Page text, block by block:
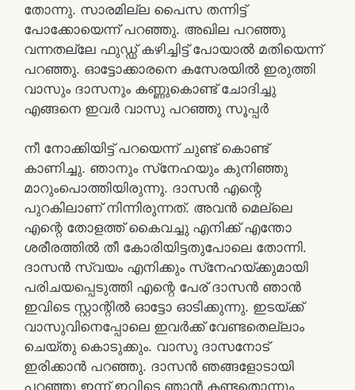
തോന്നു. സാരമില്ല പൈസ തന്നിട്ട്
പോക്കോയെന്ന് പറഞ്ഞു. അഖില പറഞ്ഞു
വന്നതല്ലേ ഫുഡ്ഡ് കഴിച്ചിട്ട് പോയാല്‍ മതിയെന്ന്
പറഞ്ഞു. ഓട്ടോക്കാരനെ കസേരയില്‍ ഇരുത്തി
വാസും ദാസനും കണ്ണുകൊണ്ട് ചോദിച്ചു
എങ്ങനെ ഇവര്‍ വാസു പറഞ്ഞു സൂപ്പര്‍
നീ നോക്കിയിട്ട് പറയെന്ന് ചുണ്ട് കൊണ്ട്
കാണിച്ചു. ഞാനും സ്‌നേഹയും കുനിഞ്ഞു
മാറുംപൊത്തിയിരുന്നു. ദാസന്‍ എന്റെ
പുറകിലാണ് നിന്നിരുന്നത്. അവന്‍ മെല്ലെ
എന്റെ തോളത്ത് കൈവച്ചു എനിക്ക് എന്തോ
ശരീരത്തില്‍ തീ കോരിയിട്ടതുപോലെ തോന്നി.
ദാസന്‍ സ്വയം എനിക്കും സ്‌നേഹയ്ക്കുമായി
പരിചയപ്പെടുത്തി എന്റെ പേര് ദാസന്‍ ഞാന്‍
ഇവിടെ സ്റ്റാന്റില്‍ ഓട്ടോ ഓടിക്കുന്നു. ഇടയ്ക്ക്
വാസുവിനെപ്പോലെ ഇവര്‍ക്ക് വേണ്ടതെല്ലാം
ചെയ്തു കൊടുക്കും. വാസു ദാസനോട്
ഇരിക്കാന്‍ പറഞ്ഞു. ദാസന്‍ ഞങ്ങളോടായി
പറഞ്ഞു ഇന്ന് ഇവിടെ ഞാന്‍ കണ്ടതൊന്നും